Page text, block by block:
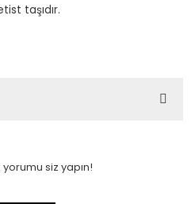
taşıdır.
siz yapın!